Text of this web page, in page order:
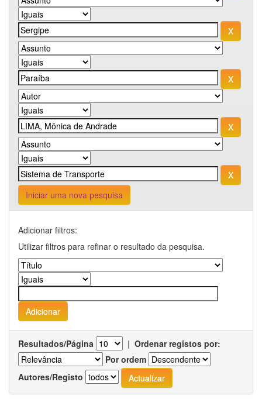
Iniciar uma nova pesquisa
Adicionar filtros:
Utilizar filtros para refinar o resultado da pesquisa.
Resultados/Página | Ordenar registos por:
Por ordem
Autores/Registo